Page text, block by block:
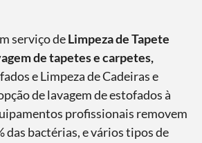
serviço deLimpeza de Tapete
de tapetes e carpetes,
e Limpeza de Cadeiras e
de lavagem de estofados à
profissionais removem
das bactérias, e vários tipos de